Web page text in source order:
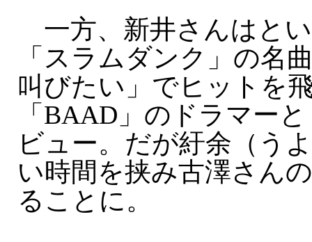
一方、新井さんはと
「スラムダンク」の名
叫びたい」でヒットを
「BAAD」のドラマー
ビュー。だが紆余（う
い時間を挟み古澤さん
ることに。